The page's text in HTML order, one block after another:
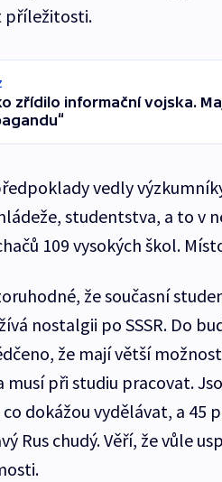
příležitosti.
zřídilo informační vojska.
vedly
studentstva, a to v
109 vysokých škol.
že současní
nostalgii po SSSR. Do
že mají větší
musí při studiu pracovat.
dokážou vydělávat, a 45
Rus chudý. Věří, že vůle